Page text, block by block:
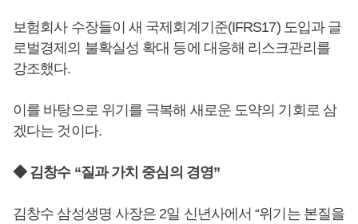
보험회사 수장들이 새 국제회계기준(IFRS17) 도입과 글
로벌경제의 불확실성 확대 등에 대응해 리스크관리를
강조했다.
이를 바탕으로 위기를 극복해 새로운 도약의 기회로 삼
겠다는 것이다.
◆ 김창수 “질과 가치 중심의 경영”
김창수 삼성생명 사장은 2일 신년사에서 “위기는 본질을